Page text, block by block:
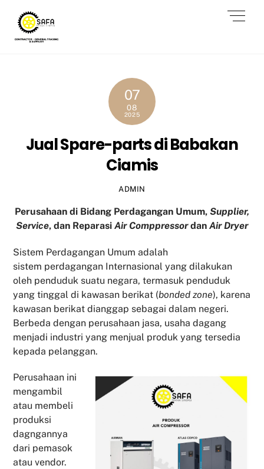
content
07
08
2025
Jual Spare-parts di Babakan
Ciamis
ADMIN
Perusahaan di Bidang Perdagangan Umum, Supplier,
Service, dan Reparasi Air Comppressordan Air Dryer
Sistem Perdagangan Umum adalah
sistem perdagangan Internasional yang dilakukan
oleh penduduk suatu negara, termasuk penduduk
yang tinggal di kawasan berikat (bonded zone), karena
kawasan berikat dianggap sebagai dalam negeri.
Berbeda dengan perusahaan jasa, usaha dagang
menjadi industri yang menjual produk yang tersedia
kepada pelanggan.
Perusahaan ini
mengambil
atau membeli
produksi
dagngannya
dari pemasok
atau vendor.